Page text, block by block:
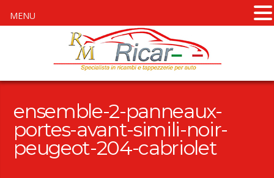
ensemble-2-panneaux-
portes-avant-simili-noir-
peugeot-204-cabriolet
MENU